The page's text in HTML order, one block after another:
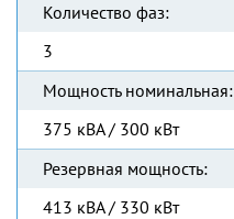
Количество фаз:
3
Мощность номинальная:
375 кВА / 300 кВт
Резервная мощность:
413 кВА / 330 кВт